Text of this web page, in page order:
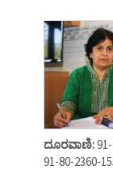
ದೂರವಾಣಿ:
91-80-2360-